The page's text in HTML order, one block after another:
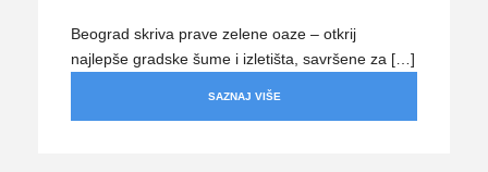
Beograd skriva prave zelene oaze – otkrij
najlepše gradske šume i izletišta, savršene za […]
SAZNAJ VIŠE